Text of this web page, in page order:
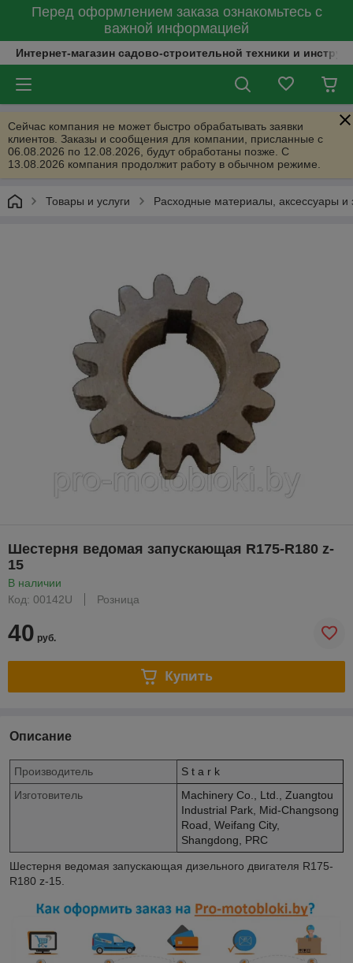
Перед оформлением заказа ознакомьтесь с
важной информацией
Интернет-магазин садово-строительной техники и
Сейчас компания не может быстро обрабатывать заявки
клиентов. Заказы и сообщения для компании, присланные с
06.08.2026 по 12.08.2026, будут обработаны позже. С
13.08.2026 компания продолжит работу в обычном режиме.
Товары и услуги Расходные материалы, аксессуары и
Шестерня ведомая запускающая R175-R180 z-
15
В наличии
Код: 00142U
Розница
40 руб.
Купить
Описание
Производитель
S t a r k
Изготовитель
Machinery Co., Ltd., Zuangtou
Industrial Park, Mid-Changsong
Road, Weifang City,
Shangdong, PRC
Шестерня ведомая запускающая дизельного двигателя R175-
R180 z-15.